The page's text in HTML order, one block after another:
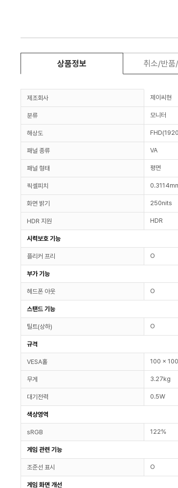
상품정보 취소/반품
제조회사 제이씨현
분류 모니터
해상도
패널 종류 VA
패널 형태 평면
픽셀피치
화면 밝기 250nits
HDR 지원 HDR
시력보호 기능
플리커 프리 O
부가 기능
헤드폰 아웃 O
스탠드 기능
틸트(상하) O
규격
VESA홀 100 x
무게 3.27kg
대기전력 0.5W
색상영역
sRGB 122%
게임 관련 기능
조준선 표시 O
게임 화면 개선